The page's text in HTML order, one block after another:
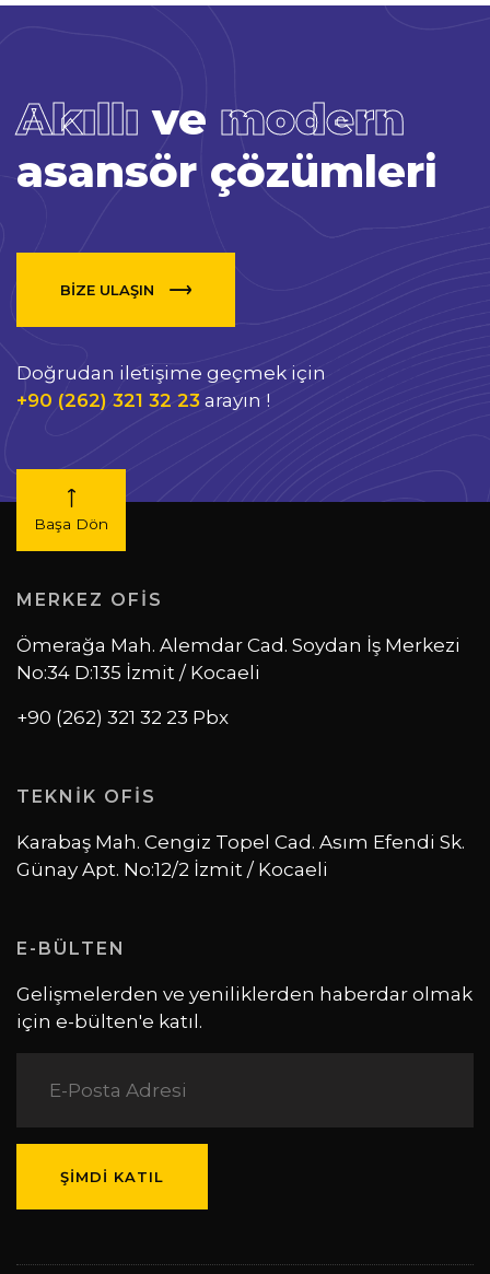
Akıllı ve modern
asansör çözümleri
BİZE ULAŞIN
Doğrudan iletişime geçmek için
+90 (262) 321 32 23 arayın !
MERKEZ OFİS
Ömerağa Mah. Alemdar Cad. Soydan İş Merkezi
No:34 D:135 İzmit / Kocaeli
+90 (262) 321 32 23 Pbx
TEKNİK OFİS
Karabaş Mah. Cengiz Topel Cad. Asım Efendi Sk.
Günay Apt. No:12/2 İzmit / Kocaeli
E-BÜLTEN
Gelişmelerden ve yeniliklerden haberdar olmak
için e-bülten'e katıl.
Başa Dön